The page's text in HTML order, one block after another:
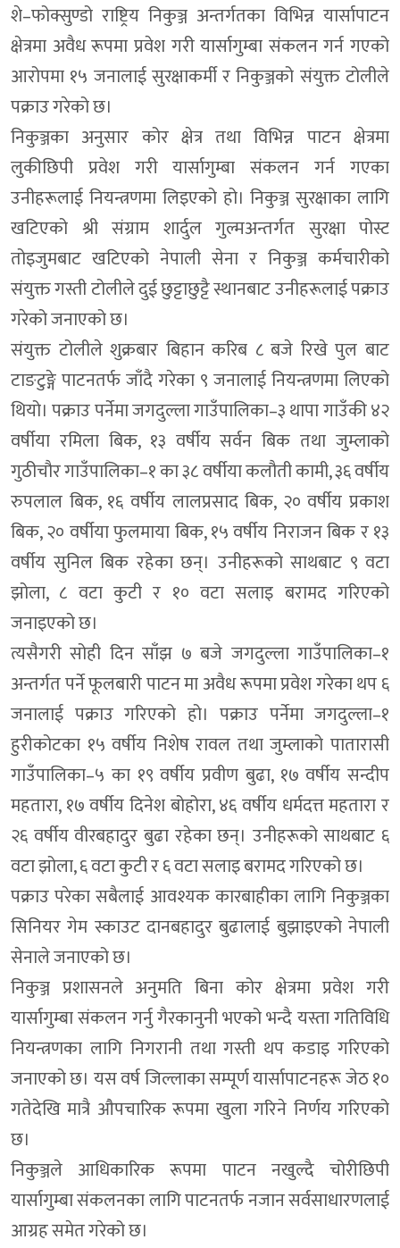
शे–फोक्सुण्डो राष्ट्रिय निकुञ्ज अन्तर्गतका विभिन्न यार्सापाटन
क्षेत्रमा अवैध रूपमा प्रवेश गरी यार्सागुम्बा संकलन गर्न गएको
आरोपमा १५ जनालाई सुरक्षाकर्मी र निकुञ्जको संयुक्त टोलीले
पक्राउ गरेको छ।
निकुञ्जका अनुसार कोर क्षेत्र तथा विभिन्न पाटन क्षेत्रमा
लुकीछिपी प्रवेश गरी यार्सागुम्बा संकलन गर्न गएका
उनीहरूलाई नियन्त्रणमा लिइएको हो। निकुञ्ज सुरक्षाका लागि
खटिएको श्री संग्राम शार्दुल गुल्मअन्तर्गत सुरक्षा पोस्ट
तोइजुमबाट खटिएको नेपाली सेना र निकुञ्ज कर्मचारीको
संयुक्त गस्ती टोलीले दुई छुट्टाछुट्टै स्थानबाट उनीहरूलाई पक्राउ
गरेको जनाएको छ।
संयुक्त टोलीले शुक्रबार बिहान करिब ८ बजे रिखे पुल बाट
टाङटुङ्गे पाटनतर्फ जाँदै गरेका ९ जनालाई नियन्त्रणमा लिएको
थियो। पक्राउ पर्नेमा जगदुल्ला गाउँपालिका–३ थापा गाउँकी ४२
वर्षीया रमिला बिक, १३ वर्षीय सर्वन बिक तथा जुम्लाको
गुठीचौर गाउँपालिका–१ का ३८ वर्षीया कलौती कामी, ३६ वर्षीय
रुपलाल बिक, १६ वर्षीय लालप्रसाद बिक, २० वर्षीय प्रकाश
बिक, २० वर्षीया फुलमाया बिक, १५ वर्षीय निराजन बिक र १३
वर्षीय सुनिल बिक रहेका छन्। उनीहरूको साथबाट ९ वटा
झोला, ८ वटा कुटी र १० वटा सलाइ बरामद गरिएको
जनाइएको छ।
त्यसैगरी सोही दिन साँझ ७ बजे जगदुल्ला गाउँपालिका–१
अन्तर्गत पर्ने फूलबारी पाटन मा अवैध रूपमा प्रवेश गरेका थप ६
जनालाई पक्राउ गरिएको हो। पक्राउ पर्नेमा जगदुल्ला–१
हुरीकोटका १५ वर्षीय निशेष रावल तथा जुम्लाको पातारासी
गाउँपालिका–५ का १९ वर्षीय प्रवीण बुढा, १७ वर्षीय सन्दीप
महतारा, १७ वर्षीय दिनेश बोहोरा, ४६ वर्षीय धर्मदत्त महतारा र
२६ वर्षीय वीरबहादुर बुढा रहेका छन्। उनीहरूको साथबाट ६
वटा झोला, ६ वटा कुटी र ६ वटा सलाइ बरामद गरिएको छ।
पक्राउ परेका सबैलाई आवश्यक कारबाहीका लागि निकुञ्जका
सिनियर गेम स्काउट दानबहादुर बुढालाई बुझाइएको नेपाली
सेनाले जनाएको छ।
निकुञ्ज प्रशासनले अनुमति बिना कोर क्षेत्रमा प्रवेश गरी
यार्सागुम्बा संकलन गर्नु गैरकानुनी भएको भन्दै यस्ता गतिविधि
नियन्त्रणका लागि निगरानी तथा गस्ती थप कडाइ गरिएको
जनाएको छ। यस वर्ष जिल्लाका सम्पूर्ण यार्सापाटनहरू जेठ १०
गतेदेखि मात्रै औपचारिक रूपमा खुला गरिने निर्णय गरिएको
छ।
निकुञ्जले आधिकारिक रूपमा पाटन नखुल्दै चोरीछिपी
यार्सागुम्बा संकलनका लागि पाटनतर्फ नजान सर्वसाधारणलाई
आग्रह समेत गरेको छ।